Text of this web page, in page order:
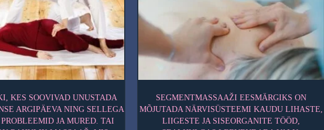
VÕTTEID MASSÖÖR
MASSAAŽ NII NAHALE,
KOELE KUI KA LIHASTELE
VÕI TOONUST TÕSTVALT.
40 MIN, 60 MIN, 90 MIN
VENITUSED AITAVAD TAASTADA LIHASTE
ANATOOMILISE PIKKUSE, MASSAAŽ
KIIRENDAB AINEVAHETUST, ET JÄÄKAINED
SAAKSID KIIREMINI LIHASTEST JA
ORGANISMIST VÄLJA VIIDUD NING VÄRSKE
VERI HAPNIKU JA TOITAINETEGA LIHASTESSE
TOIMETATUD. VASTAVALT EESMÄRGILE VÕIB
HOOPIS TONISEERIV JA ERGUTAV.
KESTVUS: 60 MIN, 90 MIN
KES SOOVIVAD UNUSTADA
ARGIPÄEVA NING SELLEGA
JA MURED. TAI
SEGMENTMASSAAŽI EESMÄRGIKS ON
MÕJUTADA NÄRVISÜSTEEMI KAUDU LIHASTE,
LIIGESTE JA SISEORGANITE TÖÖD,